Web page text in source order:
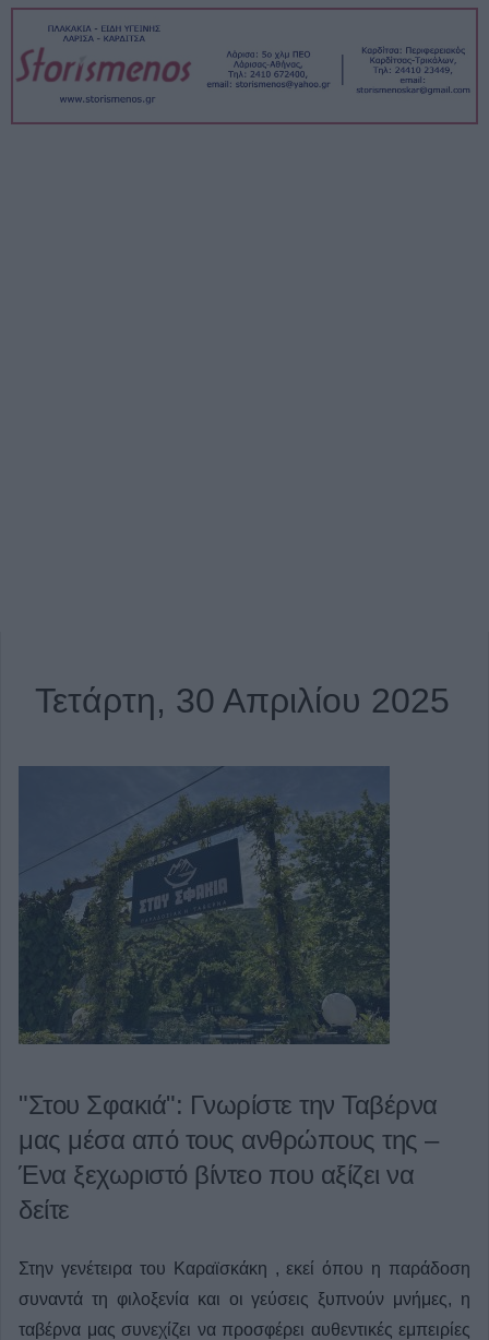
Τετάρτη, 30 Απριλίου 2025
"Στου Σφακιά": Γνωρίστε την Ταβέρνα
μας μέσα από τους ανθρώπους της –
Ένα ξεχωριστό βίντεο που αξίζει να
δείτε
Στην γενέτειρα του Καραϊσκάκη , εκεί όπου η παράδοση
συναντά τη φιλοξενία και οι γεύσεις ξυπνούν μνήμες, η
ταβέρνα μας συνεχίζει να προσφέρει αυθεντικές εμπειρίες